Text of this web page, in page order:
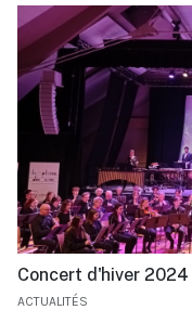
Concert d'hiver 2024
ACTUALITÉS